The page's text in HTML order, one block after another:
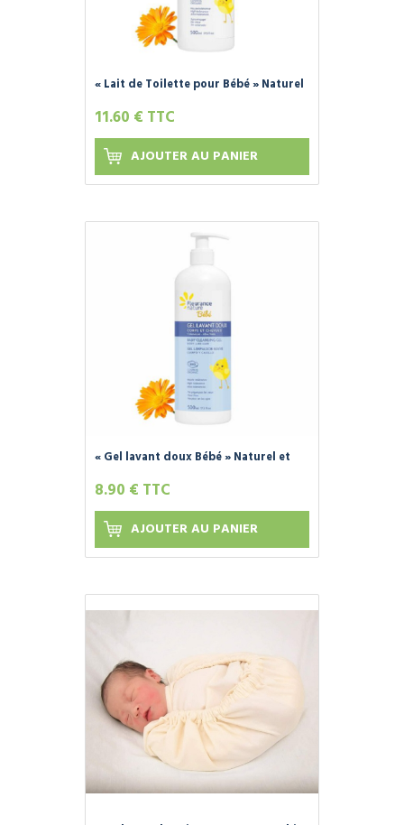
« Lait de Toilette pour Bébé » Naturel
11.60 € TTC
AJOUTER AU PANIER
« Gel lavant doux Bébé » Naturel et
8.90 € TTC
AJOUTER AU PANIER